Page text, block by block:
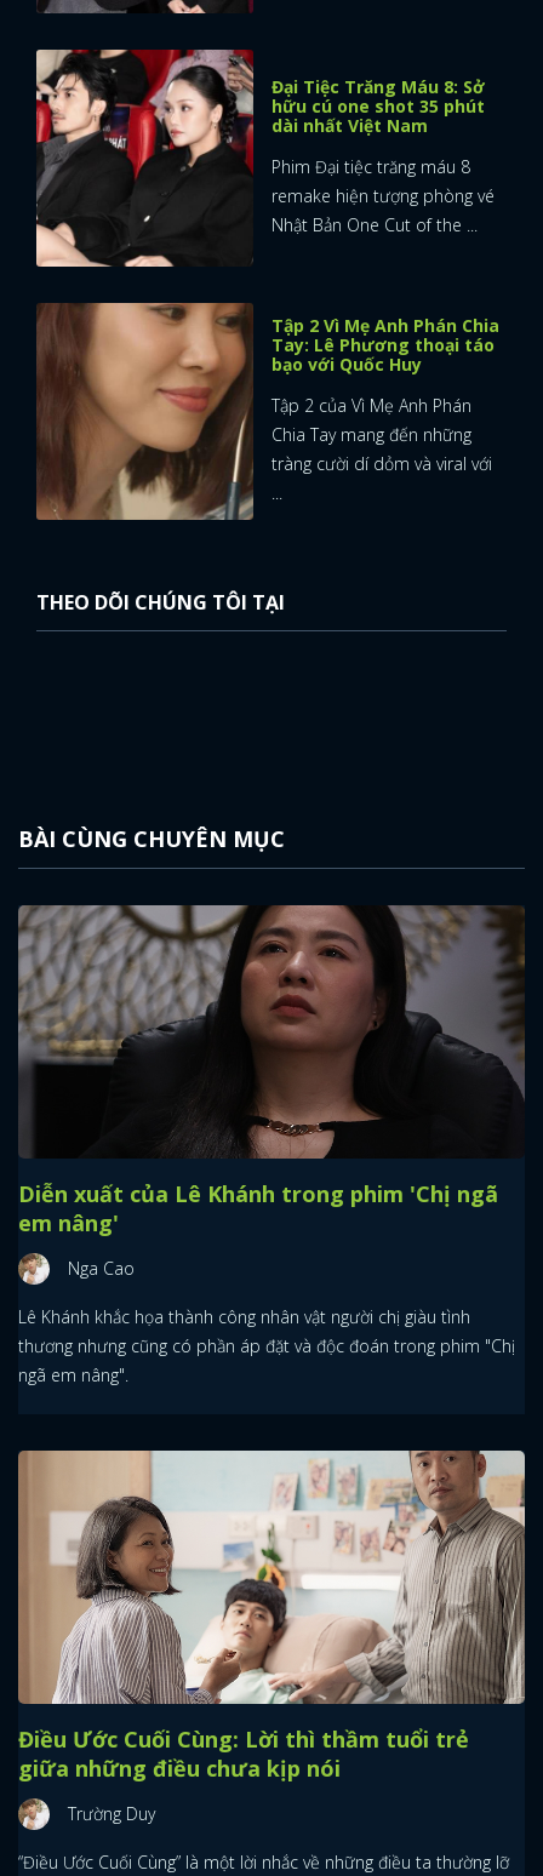
Đại Tiệc Trăng Máu 8: Sở
hữu cú one shot 35 phút
dài nhất Việt Nam
Phim Đại tiệc trăng máu 8
remake hiện tượng phòng vé
Nhật Bản One Cut of the ...
Tập 2 Vì Mẹ Anh Phán Chia
Tay: Lê Phương thoại táo
bạo với Quốc Huy
Tập 2 của Vì Mẹ Anh Phán
Chia Tay mang đến những
tràng cười dí dỏm và viral với
...
THEO DÕI CHÚNG TÔI TẠI
BÀI CÙNG CHUYÊN MỤC
Diễn xuất của Lê Khánh trong phim 'Chị ngã
em nâng'
Nga Cao
Lê Khánh khắc họa thành công nhân vật người chị giàu tình
thương nhưng cũng có phần áp đặt và độc đoán trong phim "Chị
ngã em nâng".
Điều Ước Cuối Cùng: Lời thì thầm tuổi trẻ
giữa những điều chưa kịp nói
Trường Duy
“Điều Ước Cuối Cùng” là một lời nhắc về những điều ta thường lỡ